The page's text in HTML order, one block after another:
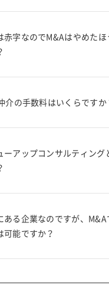
赤字なのでM&Aはやめたほ
介の手数料はいくらですか
ーアップコンサルティング
ある企業なのですが、
可能ですか？